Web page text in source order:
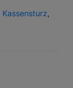
Kassensturz,